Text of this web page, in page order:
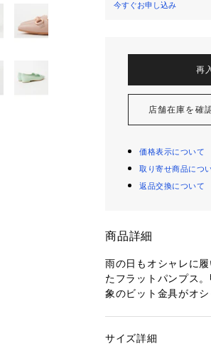
今すぐお申し込み
再
店舗在庫を確
価格表示について
取り寄せ商品につ
返品交換について
商品詳細
雨の日もオシャレに
たフラットパンプス
象のビット金具がオ
す。性別：レディース
サイズ詳細